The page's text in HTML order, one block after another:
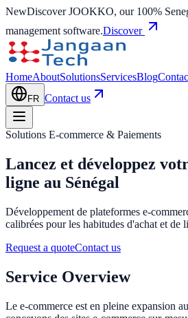
NewDiscover JOOKKO, our 100%
management software.Discover
HomeAboutSolutionsServicesBlog
FR Contact us
Solutions E-commerce & Paiements
Lancez et développez
ligne au Sénégal
Développement de plateformes e-
calibrées pour les habitudes d'achat et de
Request a quoteContact us
Service Overview
Le e-commerce est en pleine expansion